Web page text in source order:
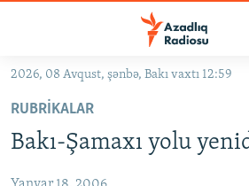
Əsas
qayıt
Əsas
naviqasiyaya
qayıt
#İZAHLA
KORRUPSIOMETR
2026, 08 Avqust, şənbə, Bakı vaxtı 12:59
RUBRIKALAR
Bakı-Şamaxı yolu